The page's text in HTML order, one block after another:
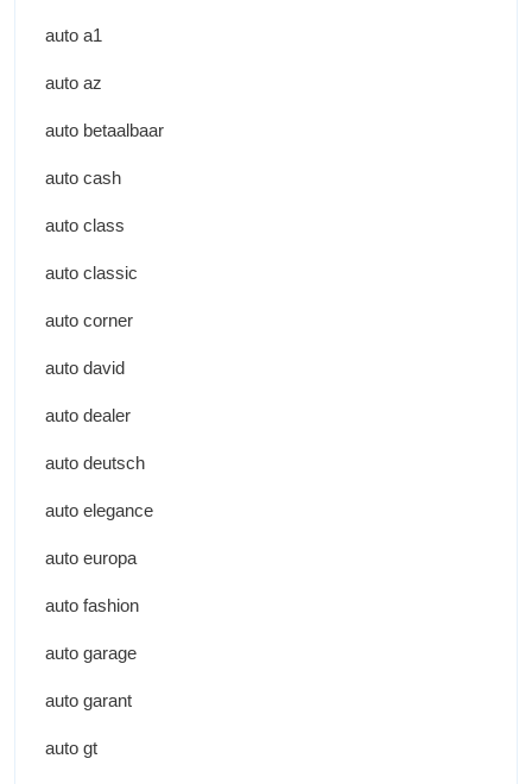
auto a1
auto az
auto betaalbaar
auto cash
auto class
auto classic
auto corner
auto david
auto dealer
auto deutsch
auto elegance
auto europa
auto fashion
auto garage
auto garant
auto gt